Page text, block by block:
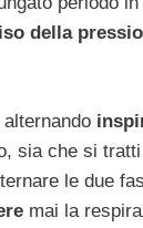
della
sia che si
le due
mai la